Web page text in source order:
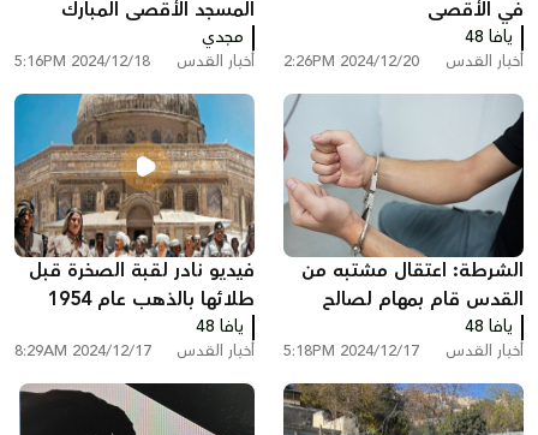
في الأقصى
يافا 48
أخبار القدس 2024/12/20 2:26PM
المسجد الأقصى المبارك
مجدي
أخبار القدس 2024/12/18 5:16PM
الشرطة: اعتقال مشتبه من
القدس قام بمهام لصالح
الإيرانيين
يافا 48
أخبار القدس 2024/12/17 5:18PM
فيديو نادر لقبة الصخرة قبل
طلائها بالذهب عام 1954
يافا 48
أخبار القدس 2024/12/17 8:29AM